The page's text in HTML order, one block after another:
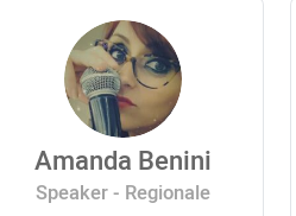
Amanda Benini
Speaker - Regionale